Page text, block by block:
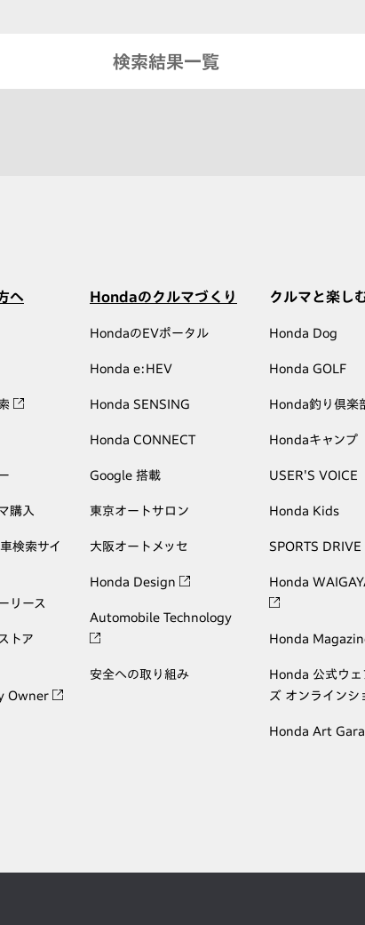
検索結果一覧
へ
購入
検索サイ
リース
トア
Owner
Hondaのクルマづくり
HondaのEVポータル
Honda e:HEV
Honda SENSING
Honda CONNECT
Google 搭載
東京オートサロン
大阪オートメッセ
Honda Design
Automobile Technology
安全への取り組み
クルマと楽し
Honda Dog
Honda GOLF
Honda釣り倶楽
Hondaキャンプ
USER'S VOICE
Honda Kids
SPORTS DRIVE
Honda
Honda
Honda 公式ウェ
ズ オンラインシ
Honda Art